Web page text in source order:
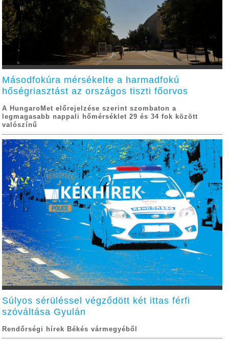
Másodfokúra mérsékelte a harmadfokú
hőségriasztást az országos tiszti főorvos
A HungaroMet előrejelzése szerint szombaton a
legmagasabb nappali hőmérséklet 29 és 34 fok között
valószínű
Súlyos sérüléssel végződött két ittas férfi
szóváltása Gyulán
Rendőrségi hírek Békés vármegyéből